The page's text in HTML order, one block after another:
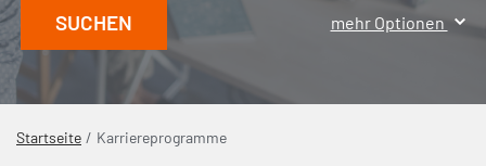
SUCHEN mehr Optionen
Startseite Karriereprogramme